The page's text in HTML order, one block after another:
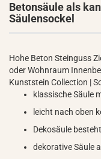
Betonsäule als
Säulensockel
Hohe Beton Steinguss
oder Wohnraum
Kunststein Collection |
klassische Säule
leicht nach oben
Dekosäule
dekorative Säule